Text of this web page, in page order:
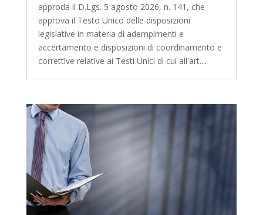
approda il D.Lgs. 5 agosto 2026, n. 141, che
approva il Testo Unico delle disposizioni
legislative in materia di adempimenti e
accertamento e disposizioni di coordinamento e
correttive relative ai Testi Unici di cui all'art....